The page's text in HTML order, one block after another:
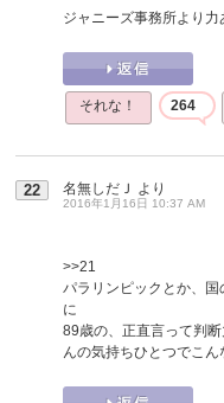
ジャニーズ事務所より
それな！ 264
22 名無しだＪ より
2016年1月16日 10:37 AM
>>21
パラリンピックとか、
に
89歳の、正直言って判
んの気持ちひとつでこ